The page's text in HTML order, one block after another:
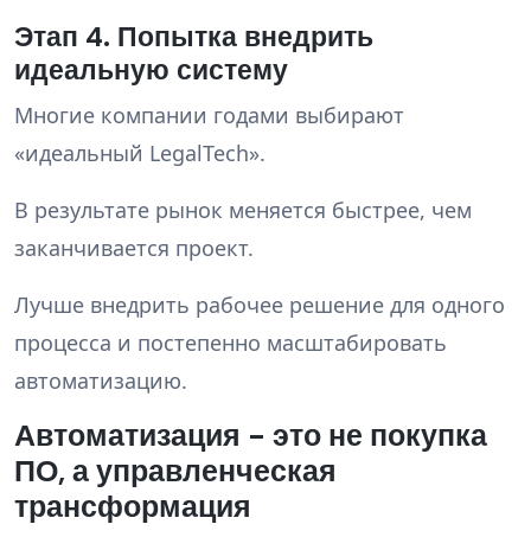
Этап 4. Попытка внедрить
идеальную систему
Многие компании годами выбирают
«идеальный LegalTech».
В результате рынок меняется быстрее, чем
заканчивается проект.
Лучше внедрить рабочее решение для одного
процесса и постепенно масштабировать
автоматизацию.
Автоматизация - это не покупка
ПО, а управленческая
трансформация